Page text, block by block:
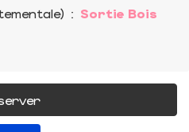
: Sortie Bois